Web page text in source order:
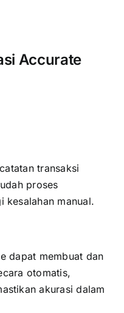
Accurate
transaksi
proses
kesalahan manual.
dapat membuat dan
otomatis,
akurasi dalam